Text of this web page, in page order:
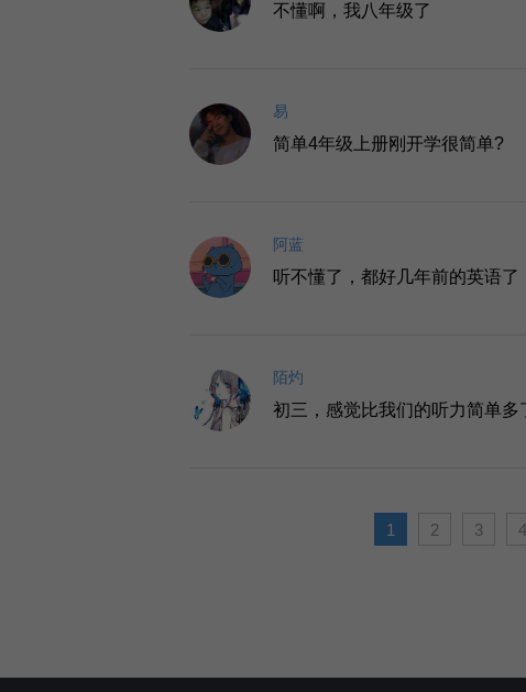
不懂啊，我八年级了
易
简单4年级上册刚开学很简单?
阿蓝
听不懂了，都好几年前的英语
陌灼
初三，感觉比我们的听力简单
1 2 3 4